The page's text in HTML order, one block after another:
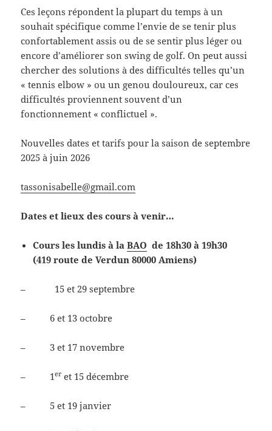
Ces leçons répondent la plupart du temps à un
souhait spécifique comme l’envie de se tenir plus
confortablement assis ou de se sentir plus léger ou
encore d’améliorer son swing de golf. On peut aussi
chercher des solutions à des difficultés telles qu’un
« tennis elbow » ou un genou douloureux, car ces
difficultés proviennent souvent d’un
fonctionnement « conflictuel ».
Nouvelles dates et tarifs pour la saison de septembre
2025 à juin 2026
tassonisabelle@gmail.com
Dates et lieux des cours à venir…
Cours les lundis à laBAO de 18h30 à 19h30
(419 route de Verdun 80000 Amiens)
– 15 et 29 septembre
– 6 et 13 octobre
– 3 et 17 novembre
– 1er et 15 décembre
– 5 et 19 janvier